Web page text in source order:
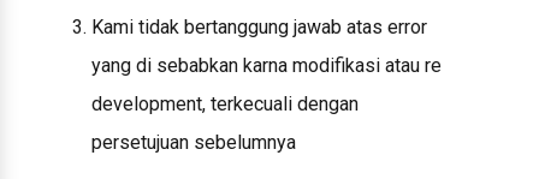
Kami tidak bertanggung jawab atas error
yang di sebabkan karna modifikasi atau re
development, terkecuali dengan
persetujuan sebelumnya